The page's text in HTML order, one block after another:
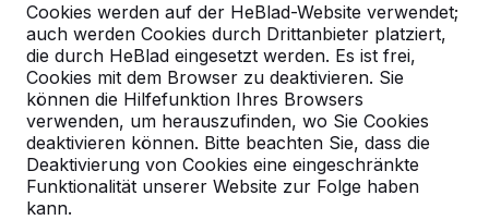
Cookies werden auf der HeBlad-Website verwendet;
auch werden Cookies durch Drittanbieter platziert,
die durch HeBlad eingesetzt werden. Es ist frei,
Cookies mit dem Browser zu deaktivieren. Sie
können die Hilfefunktion Ihres Browsers
verwenden, um herauszufinden, wo Sie Cookies
deaktivieren können. Bitte beachten Sie, dass die
Deaktivierung von Cookies eine eingeschränkte
Funktionalität unserer Website zur Folge haben
kann.
Deutschland
Referenties in:
Laichingen